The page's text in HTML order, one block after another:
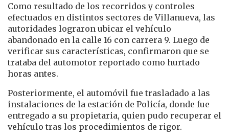
Como resultado de los recorridos y controles
efectuados en distintos sectores de Villanueva, las
autoridades lograron ubicar el vehículo
abandonado en la calle 16 con carrera 9. Luego de
verificar sus características, confirmaron que se
trataba del automotor reportado como hurtado
horas antes.
Posteriormente, el automóvil fue trasladado a las
instalaciones de la estación de Policía, donde fue
entregado a su propietaria, quien pudo recuperar el
vehículo tras los procedimientos de rigor.